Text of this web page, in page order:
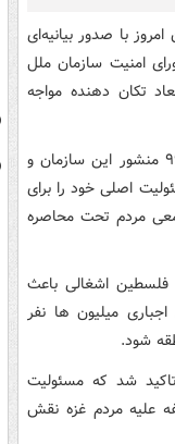
با صدور بیانیه‌ای
امنیت سازمان ملل
تکان دهنده مواجه
در این بیانیه آمده است: با وجود استناد دبیرکل سازمان ملل به ماده ۹۹ منشور این سازمان و
اصلی خود را برای
مردم تحت محاصره
فلسطین اشغالی باعث
میلیون ها نفر
شود.
تاکید شد که مسئولیت
علیه مردم غزه نقش